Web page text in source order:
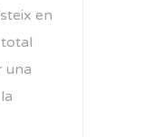
en
una